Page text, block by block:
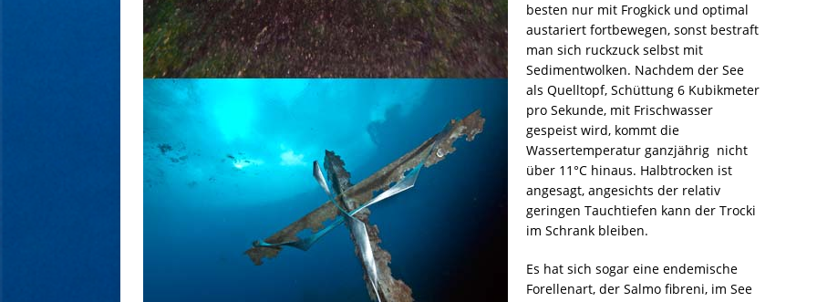
besten nur mit Frogkick und optimal
austariert fortbewegen, sonst bestraft
man sich ruckzuck selbst mit
Sedimentwolken. Nachdem der See
als Quelltopf, Schüttung 6 Kubikmeter
pro Sekunde, mit Frischwasser
gespeist wird, kommt die
Wassertemperatur ganzjährig nicht
über 11°C hinaus. Halbtrocken ist
angesagt, angesichts der relativ
geringen Tauchtiefen kann der Trocki
im Schrank bleiben.
Es hat sich sogar eine endemische
Forellenart, der Salmo fibreni, im See